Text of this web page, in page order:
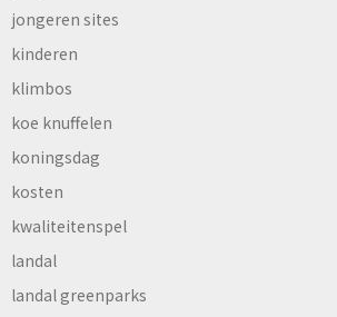
jongeren sites
kinderen
klimbos
koe knuffelen
koningsdag
kosten
kwaliteitenspel
landal
landal greenparks